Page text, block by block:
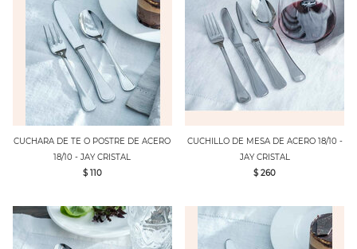
CUCHARA DE TE O POSTRE DE ACERO
18/10 - JAY CRISTAL
$ 110
CUCHILLO DE MESA DE ACERO 18/10 -
JAY CRISTAL
$ 260